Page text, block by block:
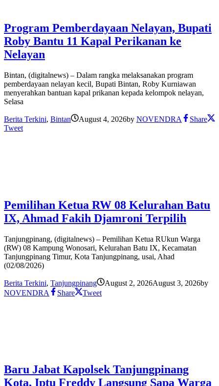
Program Pemberdayaan Nelayan, Bupati
Roby Bantu 11 Kapal Perikanan ke
Nelayan
Bintan, (digitalnews) – Dalam rangka melaksanakan program
pemberdayaan nelayan kecil, Bupati Bintan, Roby Kurniawan
menyerahkan bantuan kapal prikanan kepada kelompok nelayan,
Selasa
Berita Terkini, Bintan August 4, 2026by NOVENDRA
Share
Tweet
Pemilihan Ketua RW 08 Kelurahan Batu
IX, Ahmad Fakih Djamroni Terpilih
Tanjungpinang, (digitalnews) – Pemilihan Ketua RUkun Warga
(RW) 08 Kampung Wonosari, Kelurahan Batu IX, Kecamatan
Tanjungpinang Timur, Kota Tanjungpinang, usai, Ahad
(02/08/2026)
Berita Terkini, Tanjungpinang August 2, 2026August 3, 2026by
NOVENDRA
Share Tweet
Baru Jabat Kapolsek Tanjungpinang
Kota, Iptu Freddy Langsung Sapa Warga